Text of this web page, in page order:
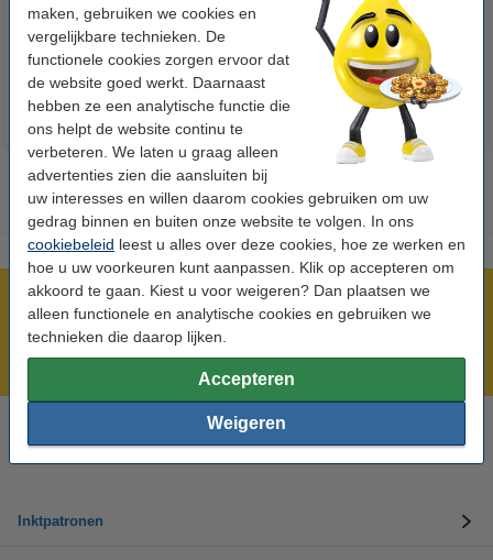
maken, gebruiken we cookies en
vergelijkbare technieken. De
functionele cookies zorgen ervoor dat
de website goed werkt. Daarnaast
hebben ze een analytische functie die
ons helpt de website continu te
verbeteren. We laten u graag alleen
advertenties zien die aansluiten bij
uw interesses en willen daarom cookies gebruiken om uw
gedrag binnen en buiten onze website te volgen. In ons
cookiebeleid leest u alles over deze cookies, hoe ze werken en
hoe u uw voorkeuren kunt aanpassen. Klik op accepteren om
akkoord te gaan. Kiest u voor weigeren? Dan plaatsen we
alleen functionele en analytische cookies en gebruiken we
technieken die daarop lijken.
Accepteren
Weigeren
€ 7,25 Incl. 21% btw € 33,50 Incl. 21% btw
Meer dan 5 miljoen klanten!
Voor 22.00 uur besteld, morgen in huis!
Laagsteprijsgarantie!
Inktpatronen